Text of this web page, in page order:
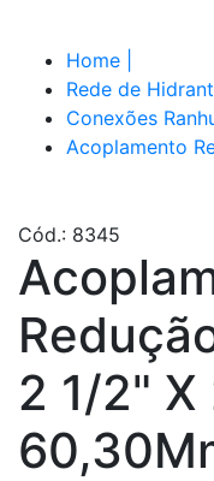
Home
Rede de
Conexões
Acoplamento
Cód.: 8345
2 1/2" X